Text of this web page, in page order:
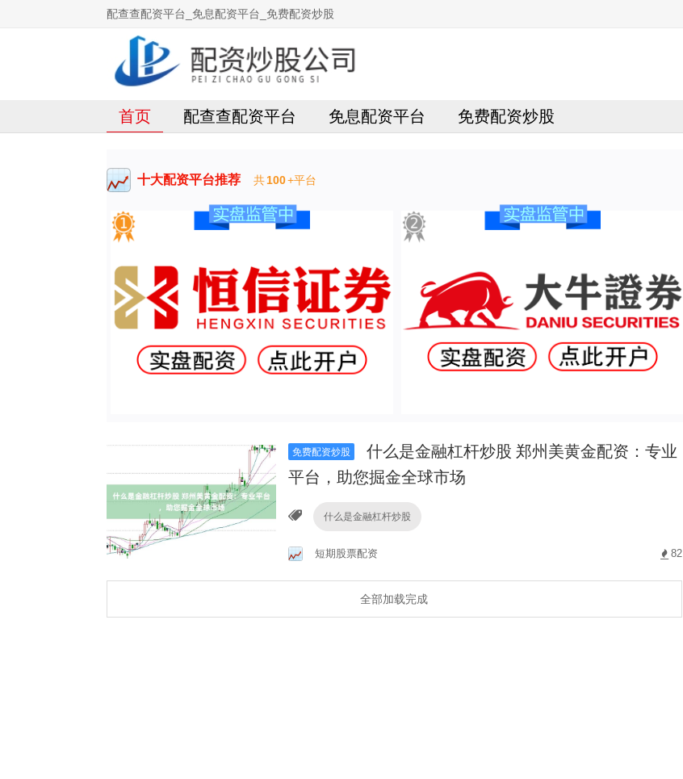
配查查配资平台_免息配资平台_免费配资炒股
首页 配查查配资平台 免息配资平台 免费配资炒股
十大配资平台推荐 共100+平台
免费配资炒股
什么是金融杠杆炒股 郑州美黄金配资：专业
平台，助您掘金全球市场
什么是金融杠杆炒股
短期股票配资 82
全部加载完成